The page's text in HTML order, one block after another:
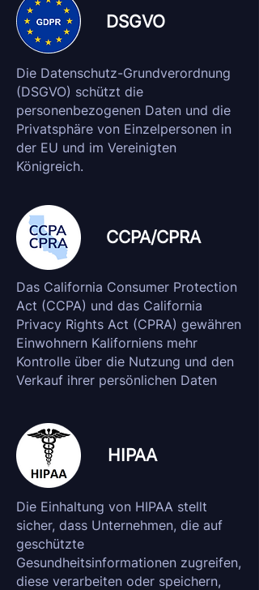
DSGVO
Die Datenschutz-Grundverordnung
(DSGVO) schützt die
personenbezogenen Daten und die
Privatsphäre von Einzelpersonen in
der EU und im Vereinigten
Königreich.
CCPA/CPRA
Das California Consumer Protection
Act (CCPA) und das California
Privacy Rights Act (CPRA) gewähren
Einwohnern Kaliforniens mehr
Kontrolle über die Nutzung und den
Verkauf ihrer persönlichen Daten
HIPAA
Die Einhaltung von HIPAA stellt
sicher, dass Unternehmen, die auf
geschützte
Gesundheitsinformationen zugreifen,
diese verarbeiten oder speichern,